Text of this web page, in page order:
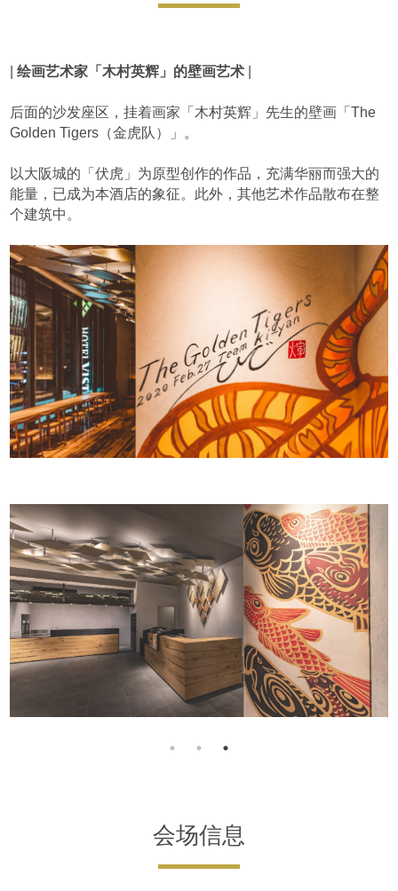
|绘画艺术家「木村英辉」的壁画艺术
后面的沙发座区，挂着画家「木村英辉」先生的壁画「The
Golden Tigers（金虎队）」。
以大阪城的「伏虎」为原型创作的作品，充满华丽而强大的
能量，已成为本酒店的象征。此外，其他艺术作品散布在整
个建筑中。
会场信息